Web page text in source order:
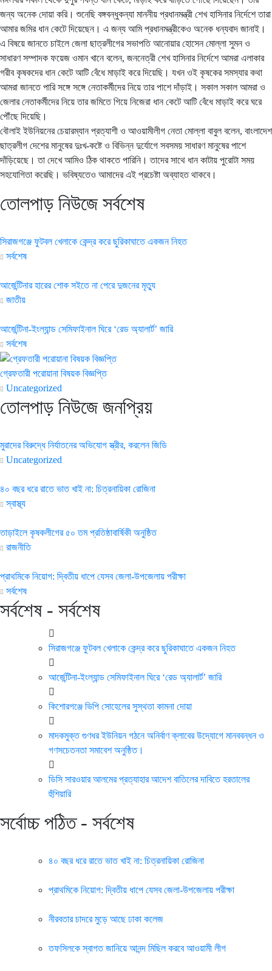
জন্য অনেক দোয়া করি। শুনেছি বঙ্গবন্ধুকন্যা মাননীয় প্রধানমন্ত্রী শেখ হাসিনার নির্দেশে তারা
আমার জমির ধান কেটে দিয়েছেন। এ জন্য আমি প্রধানমন্ত্রীকেও অনেক ধন্যবাদ জানাই।
এ বিষয়ে জানতে চাইলে জেলা ছাত্রলীগের সভাপতি আনোয়ার হোসেন মোল্লা সুমন ও
সাধারণ সম্পাদক ফয়েজ ওমান খানে বলেন, জননেত্রী শেখ হাসিনার নির্দেশে আমরা এলাকার
গরীব কৃষকদের ধান কেটে আটি বেঁধে মাড়াই করে দিয়েছি। যখন ওই কৃষকের সমস্যার কথা
আমরা জানতে পারি সঙ্গে সঙ্গে নেতাকর্মীদের নিয়ে তার পাশে দাঁড়াই। সকাল সকাল আমরা ও
জেলার নেতাকর্মীদের নিয়ে তার জমিতে গিয়ে নিজেরা ধান কেটে আটি বেঁধে মাড়াই করে ঘরে
পৌঁছে দিয়েছি।
বৌলাই ইউনিয়নের চেয়ারম্যান প্রত্যাশী ও আওয়ামীলীগ নেতা মোল্লা বাবুল বলেন, বাংলাদেশ
ছাত্রলীগ দেশের মানুষের দুঃখ-কষ্টে ও বিভিন্ন দুর্যোগে সবসময় সাধারণ মানুষের পাশে
দাঁড়িয়েছে। তা দেখে আমিও ঠিক থাকতে পারিনি। তাদের সাথে ধান কাটায় পুরোটা সময়
সহযোগিতা করেছি। ভবিষ্যতেও আমাদের এই প্রচেষ্টা অব্যাহত থাকবে।
তোলপাড় নিউজে সর্বশেষ
সিরাজগঞ্জে ফুটবল খেলাকে কেন্দ্র করে ছুরিকাঘাতে একজন নিহত
সর্বশেষ
আর্জেন্টিনার হারের শোক সইতে না পেরে দুজনের মৃত্যু
জাতীয়
আর্জেন্টিনা-ইংল্যান্ড সেমিফাইনাল ঘিরে ‘রেড অ্যালার্ট’ জারি
সর্বশেষ
গ্রেফতারী পরোয়ানা বিষয়ক বিজ্ঞপ্তি
Uncategorized
তোলপাড় নিউজে জনপ্রিয়
মুরাদের বিরুদ্ধে নির্যাতনের অভিযোগ স্ত্রীর, করলেন জিডি
Uncategorized
৪০ বছর ধরে রাতে ভাত খাই না: চিত্রনায়িকা রোজিনা
স্বাস্থ্য
তাড়াইলে কৃষকলীগের ৫০ তম প্রতিষ্ঠাবার্ষিকী অনুষ্ঠিত
রাজনীতি
প্রাথমিকে নিয়োগ: দ্বিতীয় ধাপে যেসব জেলা-উপজেলায় পরীক্ষা
সর্বশেষ
সর্বশেষ - সর্বশেষ
সিরাজগঞ্জে ফুটবল খেলাকে কেন্দ্র করে ছুরিকাঘাতে একজন নিহত
আর্জেন্টিনা-ইংল্যান্ড সেমিফাইনাল ঘিরে ‘রেড অ্যালার্ট’ জারি
কিশোরগঞ্জে ভিপি সোহেলের সুস্থতা কামনা দোয়া
মাদকমুক্ত গুণধর ইউনিয়ন গঠনে অনির্বাণ ক্লাবের উদ্যোগে মানববন্ধন ও
গণসচেতনতা সমাবেশ অনুষ্ঠিত।
ডিসি সারওয়ার আলমের প্রত্যাহার আদেশ বাতিলের দাবিতে হরতালের
হুঁশিয়ারি
সর্বোচ্চ পঠিত - সর্বশেষ
৪০ বছর ধরে রাতে ভাত খাই না: চিত্রনায়িকা রোজিনা
প্রাথমিকে নিয়োগ: দ্বিতীয় ধাপে যেসব জেলা-উপজেলায় পরীক্ষা
নীরবতার চাদরে মুড়ে আছে ঢাকা কলেজ
তফসিলকে স্বাগত জানিয়ে আনন্দ মিছিল করবে আওয়ামী লীগ